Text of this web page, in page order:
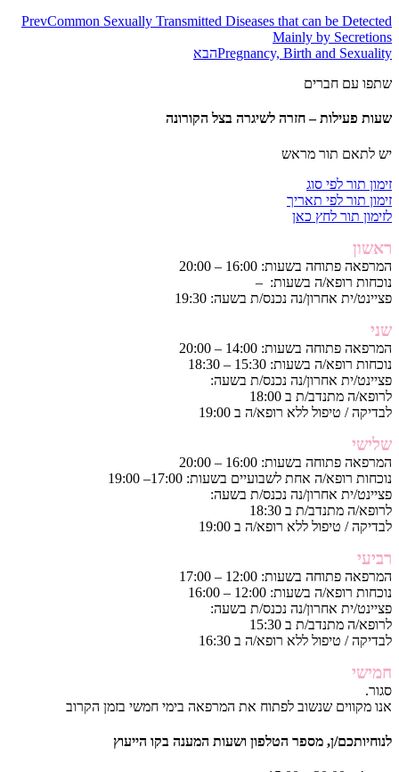
PrevCommon Sexually Transmitted Diseases that can be Detected
Mainly by Secretions
Pregnancy, Birth and Sexualityהבא
שתפו עם חברים
שעות פעילות – חזרה לשיגרה בצל הקורונה
יש לתאם תור מראש
זימון תור לפי סוג
זימון תור לפי תאריך
לזימון תור לחץ כאן
ראשון
המרפאה פתוחה בשעות: 16:00 – 20:00
נוכחות רופא/ה בשעות: –
פציינט/ית אחרון/נה נכנס/ת בשעה: 19:30
שני
המרפאה פתוחה בשעות: 14:00 – 20:00
נוכחות רופא/ה בשעות: 15:30 – 18:30
פציינט/ית אחרון/נה נכנס/ת בשעה:
לרופא/ה מתנדב/ת ב 18:00
לבדיקה / טיפול ללא רופא/ה ב 19:00
שלישי
המרפאה פתוחה בשעות: 16:00 – 20:00
נוכחות רופא/ה אחת לשבועיים בשעות: 17:00– 19:00
פציינט/ית אחרון/נה נכנס/ת בשעה:
לרופא/ה מתנדב/ת ב 18:30
לבדיקה / טיפול ללא רופא/ה ב 19:00
רביעי
המרפאה פתוחה בשעות: 12:00 – 17:00
נוכחות רופא/ה בשעות: 12:00 – 16:00
פציינט/ית אחרון/נה נכנס/ת בשעה:
לרופא/ה מתנדב/ת ב 15:30
לבדיקה / טיפול ללא רופא/ה ב 16:30
חמישי
סגור.
אנו מקווים שנשוב לפתוח את המרפאה בימי חמשי בזמן הקרוב
לנוחיותכם/ן, מספר הטלפון ושעות המענה בקו הייעוץ